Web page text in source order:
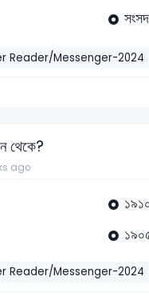
Reader/Messenger-2024
থেকে?
ago
Reader/Messenger-2024